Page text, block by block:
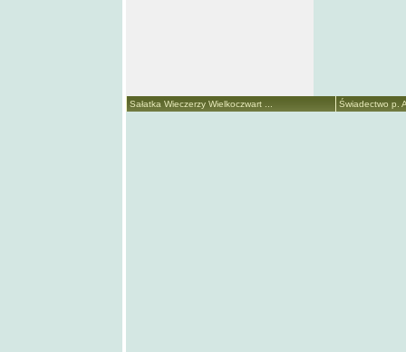
Sałatka Wieczerzy Wielkoczwart ... Świadectwo p.